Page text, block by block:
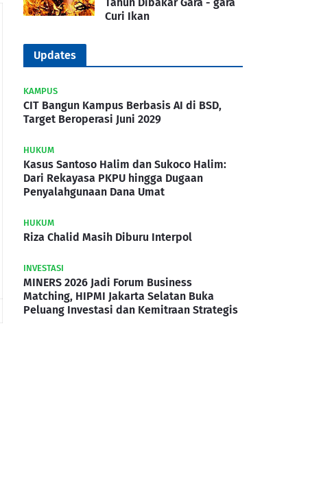
Curi Ikan
Updates
KAMPUS
CIT Bangun Kampus Berbasis AI di BSD,
Target Beroperasi Juni 2029
HUKUM
Kasus Santoso Halim dan Sukoco Halim:
Dari Rekayasa PKPU hingga Dugaan
Penyalahgunaan Dana Umat
HUKUM
Riza Chalid Masih Diburu Interpol
INVESTASI
MINERS 2026 Jadi Forum Business
Matching, HIPMI Jakarta Selatan Buka
Peluang Investasi dan Kemitraan Strategis